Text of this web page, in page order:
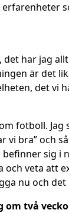
har jag
är det
det vi
fotboll.
bra” och
sig i
veta att
nu och
två